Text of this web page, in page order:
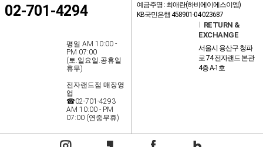
02-701-4294
평일 AM 10:00 -
PM 07:00
(토.일요일.공휴일
휴무)
전자랜드점 매장영
업
☎02-701-4293
AM 10:00 - PM
07:00 (연중무휴)
예금주명 : 최애란(하비에이에스이엠)
KB국민은행 458901-04-023687
l RETURN &
EXCHANGE
서울시 용산구 청파
로 74 전자랜드 본관
4층 A-1호